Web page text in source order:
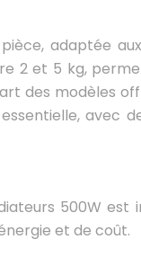
adaptée
et 5 kg,
des modèles
500W
et de coût.